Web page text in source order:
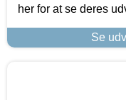
her for at se deres
Se